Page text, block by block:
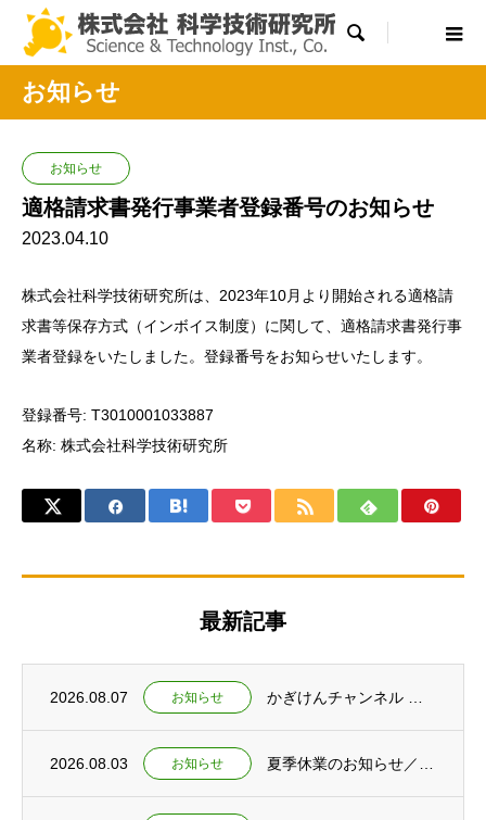

お知らせ
お知らせ
適格請求書発行事業者登録番号のお知らせ
2023.04.10
株式会社科学技術研究所は、2023年10月より開始される適格請
求書等保存方式（インボイス制度）に関して、適格請求書発行事
業者登録をいたしました。登録番号をお知らせいたします。
登録番号: T3010001033887
名称: 株式会社科学技術研究所
最新記事
2026.08.07 お知らせ
2026.08.03 お知らせ